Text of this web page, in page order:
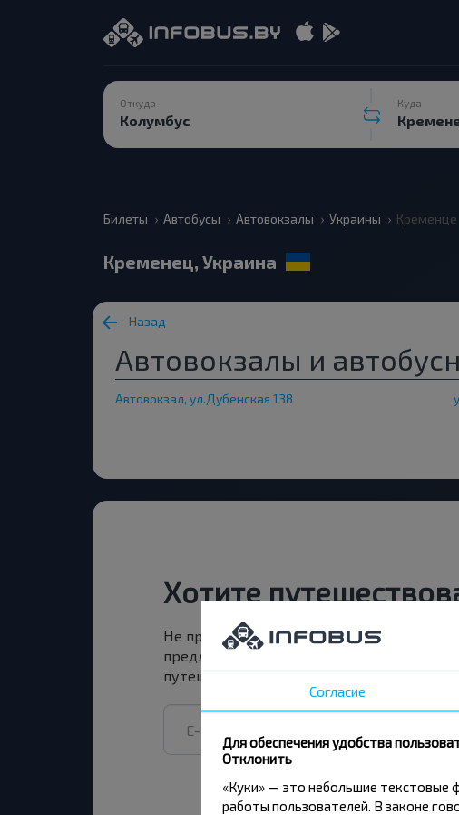
Откуда Куда
Билеты Автобусы Автовокзалы Украины Кременце
Кременец, Украина
Назад
Автовокзалы и
Автовокзал, ул.Дубенская 138
Хотите
Не пропусти специальные акции, скидки
предложения INFOBUS. Подпишись на
путешествуй с нами дешевле!
Согласие
Для обеспечения удобства
Отклонить
«Куки» — это небольшие текстовые
работы пользователей. В законе